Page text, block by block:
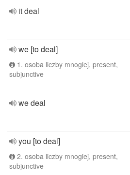
it deal
we [to deal]
1. osoba liczby mnogiej, present,
subjunctive
we deal
you [to deal]
2. osoba liczby mnogiej, present,
subjunctive